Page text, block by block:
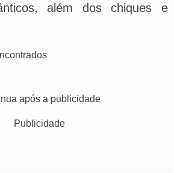
além dos chiques e
após a publicidade
Publicidade